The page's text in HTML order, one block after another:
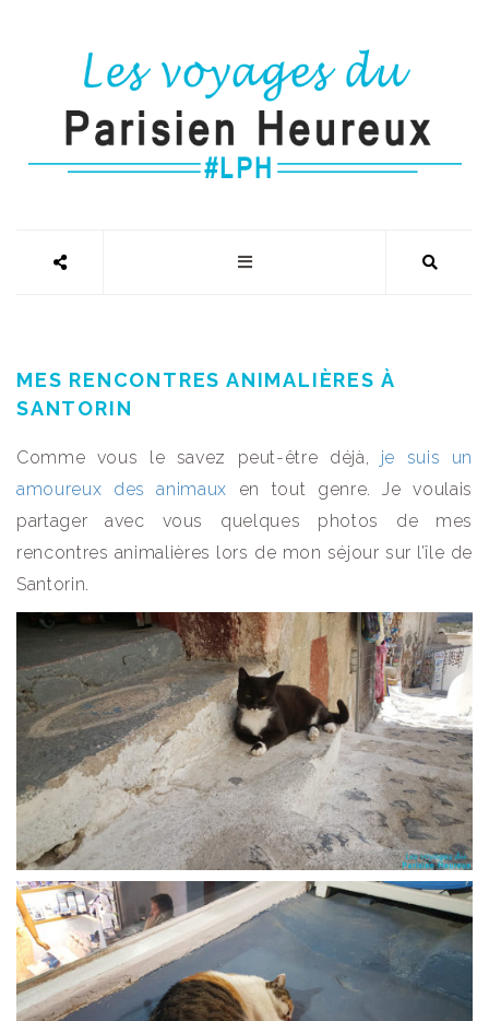
MES RENCONTRES ANIMALIÈRES À
SANTORIN
Comme vous le savez peut-être déjà, je suis un
amoureux des animaux en tout genre. Je voulais
partager avec vous quelques photos de mes
rencontres animalières lors de mon séjour sur l’île de
Santorin.